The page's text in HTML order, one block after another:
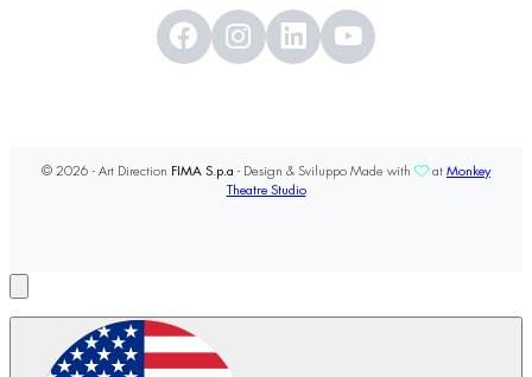
© 2026 - Art Direction FIMA S.p.a - Design & Sviluppo Made with at Monkey
Theatre Studio